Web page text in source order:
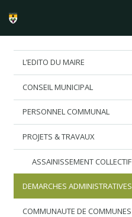
L’EDITO DU MAIRE
CONSEIL MUNICIPAL
PERSONNEL COMMUNAL
PROJETS & TRAVAUX
ASSAINISSEMENT COLLECTIF
DEMARCHES ADMINISTRATIVES
COMMUNAUTE DE COMMUNES